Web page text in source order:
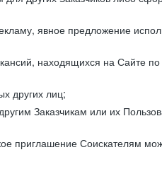
явное предложение
находящихся на Сайте по
других лиц;
Заказчикам или их
приглашение Соискателям